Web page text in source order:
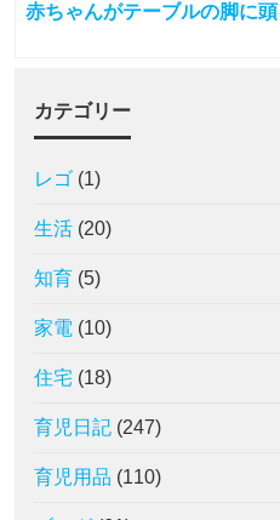
赤ちゃんがテーブルの脚に
カテゴリー
レゴ (1)
生活 (20)
知育 (5)
家電 (10)
住宅 (18)
育児日記 (247)
育児用品 (110)